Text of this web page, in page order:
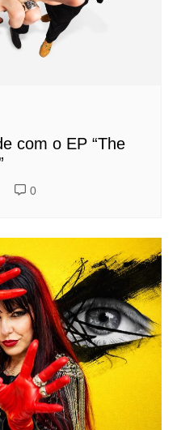
com o EP “The
0